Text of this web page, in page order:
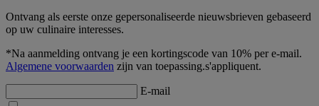
Ontvang als eerste onze gepersonaliseerde nieuwsbrieven gebaseerd
op uw culinaire interesses.
*Na aanmelding ontvang je een kortingscode van 10% per e-mail.
Algemene voorwaarden zijn van toepassing.s'appliquent.
E-mail